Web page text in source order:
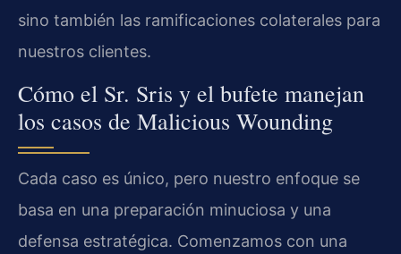
sino también las ramificaciones colaterales para
nuestros clientes.
Cómo el Sr. Sris y el bufete manejan
los casos de Malicious Wounding
Cada caso es único, pero nuestro enfoque se
basa en una preparación minuciosa y una
defensa estratégica. Comenzamos con una